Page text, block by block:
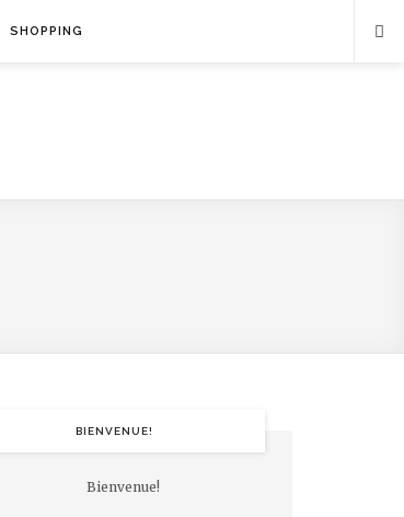
SHOPPING
BIENVENUE!